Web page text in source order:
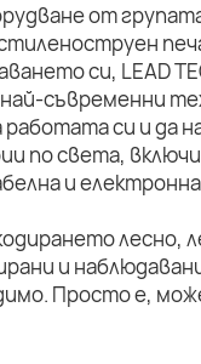
от
си, LEAD
съвременни
си и да
по света,
и
лесно,
и
Просто е,